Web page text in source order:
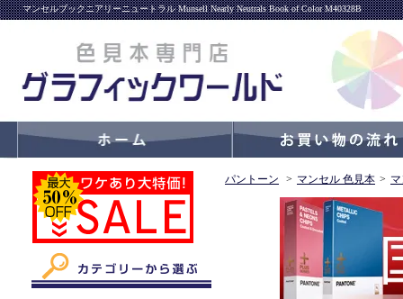
マンセルブックニアリーニュートラル Munsell Nearly Neutrals Book of Color M40328B
パントーン > マンセル 色見本 >